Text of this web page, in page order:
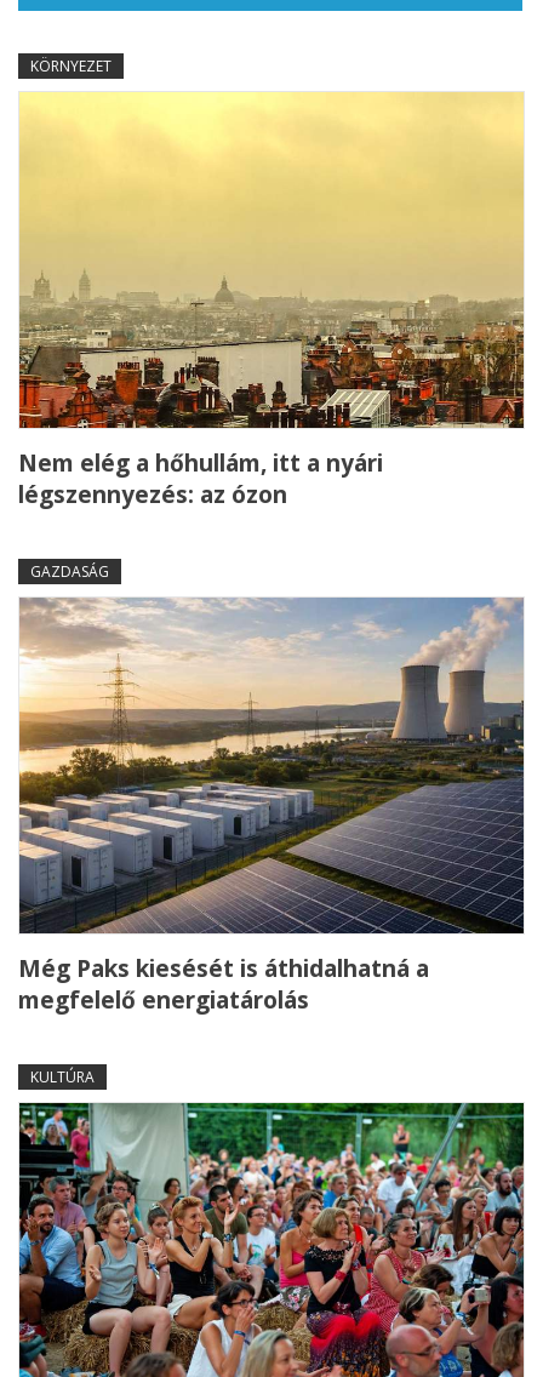
KÖRNYEZET
Nem elég a hőhullám, itt a nyári
légszennyezés: az ózon
GAZDASÁG
Még Paks kiesését is áthidalhatná a
megfelelő energiatárolás
KULTÚRA